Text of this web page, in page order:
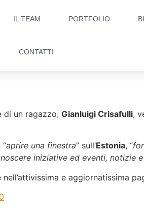
IL TEAM PORTFOLIO
CONTATTI
di un ragazzo, Gianluigi Crisafulli,
aprire una finestra” sull’Estonia, “
iniziative ed eventi, notizie
nell’attivissima e aggiornatissima